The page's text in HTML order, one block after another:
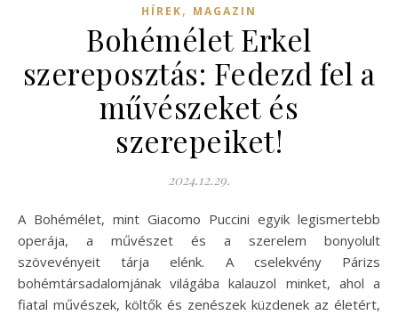
HÍREK, MAGAZIN
Bohémélet Erkel
szereposztás: Fedezd fel a
művészeket és
szerepeiket!
2024.12.29.
A Bohémélet, mint Giacomo Puccini egyik legismertebb
operája, a művészet és a szerelem bonyolult
szövevényeit tárja elénk. A cselekvény Párizs
bohémtársadalomjának világába kalauzol minket, ahol a
fiatal művészek, költők és zenészek küzdenek az életért,